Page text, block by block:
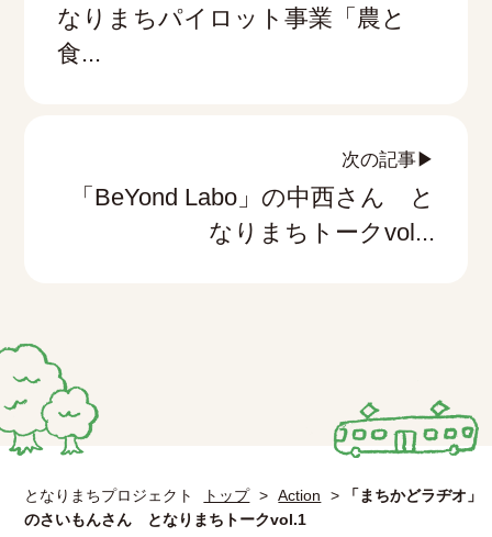
なりまちパイロット事業「農と
食...
次の記事▶
「BeYond Labo」の中西さん と
なりまちトークvol...
となりまちプロジェクト トップ > Action >
「まちかどラヂオ」
のさいもんさん となりまちトークvol.1